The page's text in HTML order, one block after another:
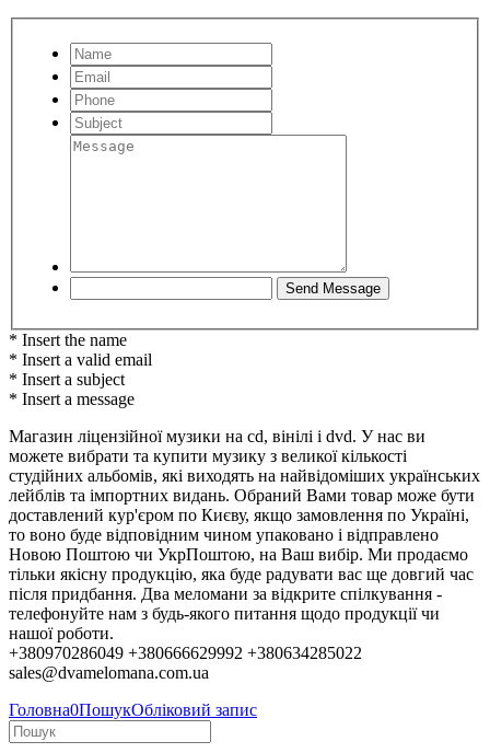
* Insert the name
* Insert a valid email
* Insert a subject
* Insert a message
Магазин ліцензійної музики на cd, вінілі і dvd. У нас ви
можете вибрати та купити музику з великої кількості
студійних альбомів, які виходять на найвідоміших українських
лейблів та імпортних видань. Обраний Вами товар може бути
доставлений кур'єром по Києву, якщо замовлення по Україні,
то воно буде відповідним чином упаковано і відправлено
Новою Поштою чи УкрПоштою, на Ваш вибір. Ми продаємо
тільки якісну продукцію, яка буде радувати вас ще довгий час
після придбання. Два меломани за відкрите спілкування -
телефонуйте нам з будь-якого питання щодо продукції чи
нашої роботи.
+380970286049 +380666629992 +380634285022
sales@dvamelomana.com.ua
Головна0ПошукОбліковий запис